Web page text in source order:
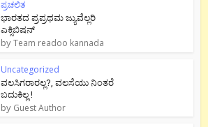
ಪ್ರಚಲಿತ
ಭಾರತದ ಪ್ರಪ್ರಥಮ ಜ್ಯುವೆಲ್ಲರಿ
ಎಕ್ಸಿಬಿಷನ್
byTeam readoo kannada
Uncategorized
ವಲಸಿಗರಾರಲ್ಲ?, ವಲಸೆಯು ನಿಂತರೆ
ಬದುಕಿಲ್ಲ !
by Guest Author